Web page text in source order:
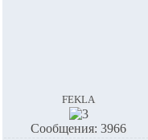
fekla
Сообщения: 3966